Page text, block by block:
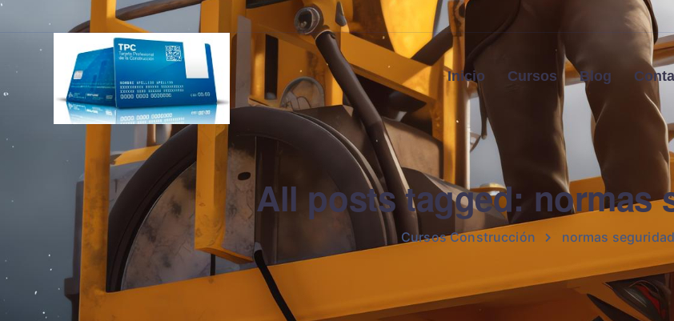
Inicio Cursos Blog
All posts tagged: normas
Cursos Construcción normas seguridad